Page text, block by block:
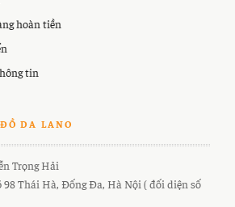
hoàn tiền
tin
DA LANO
Trọng Hải
98 Thái Hà, Đống Đa, Hà Nội ( đối diện số